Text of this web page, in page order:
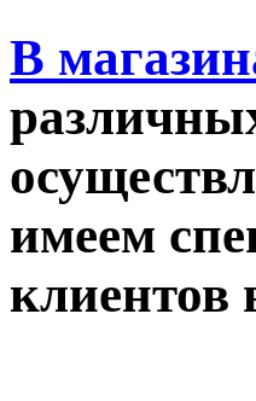
В
имеем
клиентов